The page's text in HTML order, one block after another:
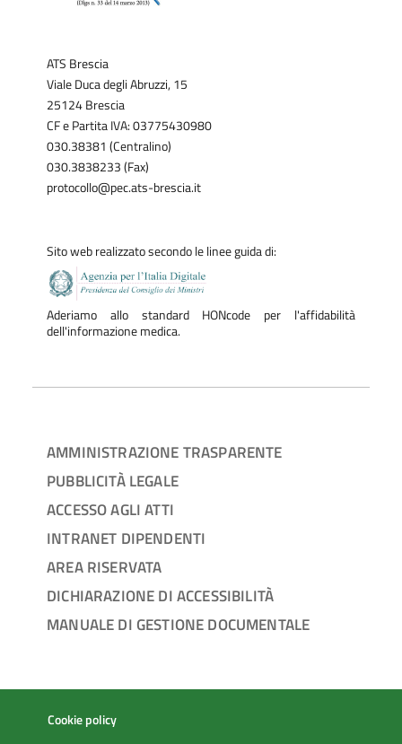
ATS Brescia
Viale Duca degli Abruzzi, 15
25124 Brescia
CF e Partita IVA: 03775430980
030.38381 (Centralino)
030.3838233 (Fax)
protocollo@pec.ats-brescia.it
Sito web realizzato secondo le linee guida di:
Aderiamo allo standard HONcode per l'affidabilità
dell'informazione medica.
AMMINISTRAZIONE TRASPARENTE
PUBBLICITÀ LEGALE
ACCESSO AGLI ATTI
INTRANET DIPENDENTI
AREA RISERVATA
DICHIARAZIONE DI ACCESSIBILITÀ
MANUALE DI GESTIONE DOCUMENTALE
Cookie policy